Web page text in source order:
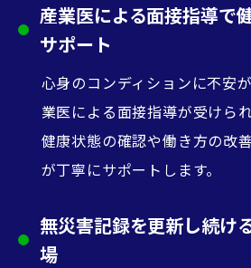
産業医による面接指導で
サポート
心身のコンディションに不安
業医による面接指導が受けられ
健康状態の確認や働き方の改
が丁寧にサポートします。
無災害記録を更新し続け
場